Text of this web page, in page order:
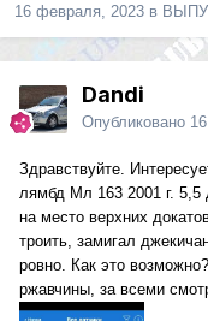
16 февраля, 2023 в
Dandi
Опубликовано
Здравствуйте.
лямбд Мл 163 2001 г. 5,5
на место верхних
троить, замигал
ровно. Как это
ржавчины, за всеми